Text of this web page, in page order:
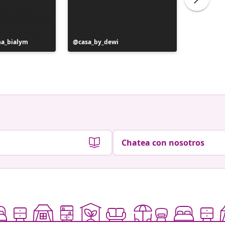
Publicación
realizada
casa_by_dewi
Chatea con nosotros